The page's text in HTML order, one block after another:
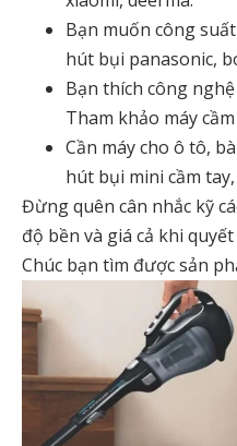
Bạn muốn công
hút bụi panasonic,
Bạn thích công
Tham khảo máy
Cần máy cho ô tô,
hút bụi mini cầm tay,
Đừng quên cân nhắc kỹ
độ bền và giá cả khi
Chúc bạn tìm được sản